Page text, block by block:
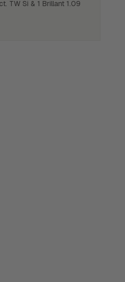
TW Si & 1 Brillant 1.09